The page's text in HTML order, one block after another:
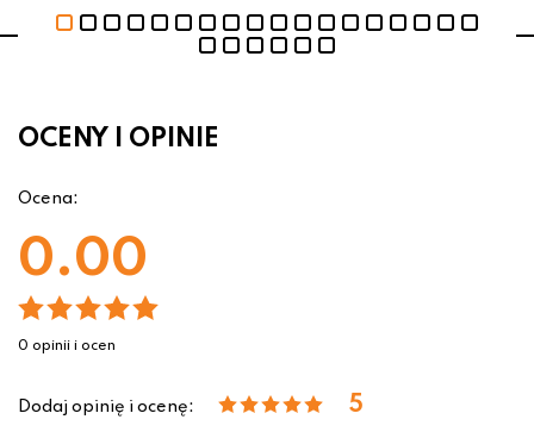
OCENY I OPINIE
Ocena:
0.00
0 opinii i ocen
Dodaj opinię i ocenę: 5